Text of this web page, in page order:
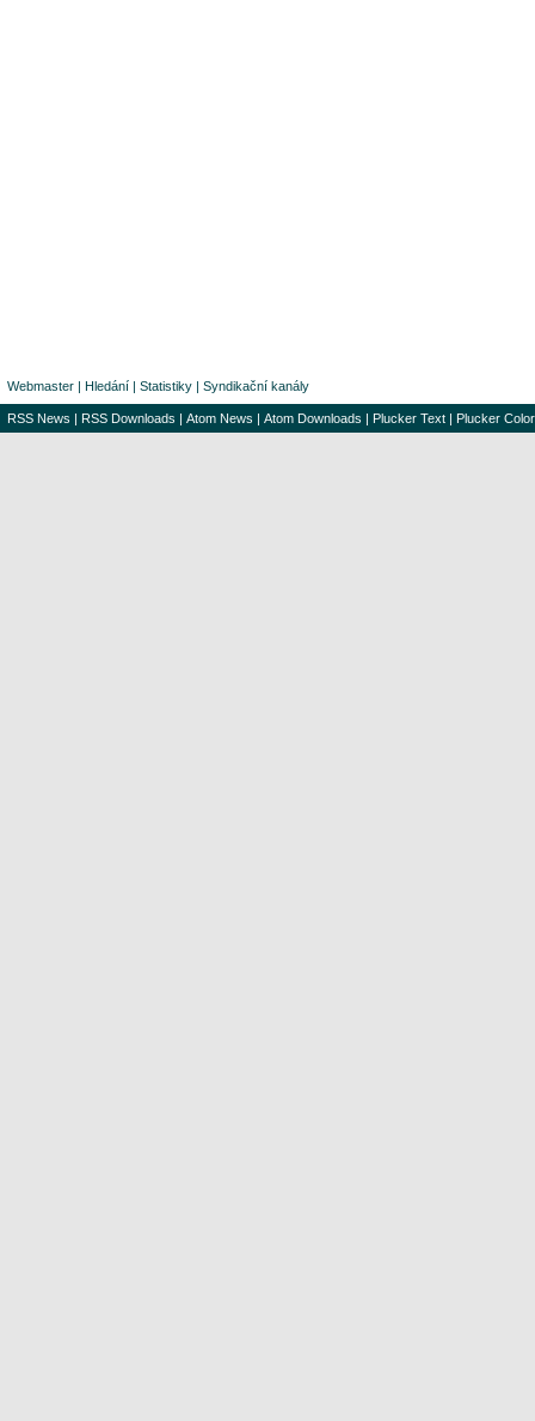
Webmaster | Hledání | Statistiky | Syndikační kanály
RSS News | RSS Downloads | Atom News | Atom Downloads | Plucker Text | Plucker Color